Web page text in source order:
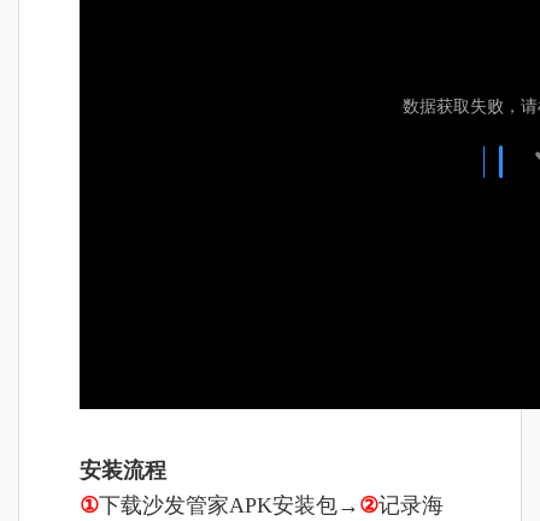
安装流程
①下载沙发管家APK安装包→ ②记录海